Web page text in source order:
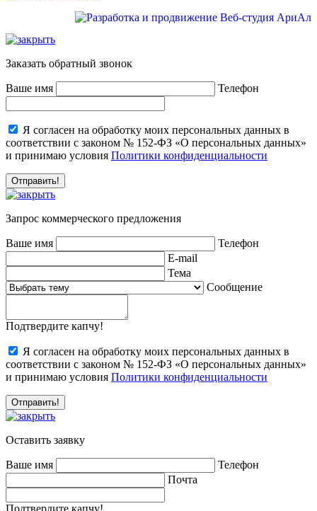
Заказать обратный звонок
Ваше имя Телефон
Я согласен на обработку моих персональных данных в
соответствии с законом № 152-ФЗ «О персональных данных»
и принимаю условия Политики конфиденциальности
Запрос коммерческого предложения
Ваше имя
Телефон
E-mail
Тема
Сообщение
Подтвердите капчу!
Я согласен на обработку моих персональных данных в
соответствии с законом № 152-ФЗ «О персональных данных»
и принимаю условия Политики конфиденциальности
Оставить заявку
Ваше имя
Телефон
Почта
Подтвердите капчу!